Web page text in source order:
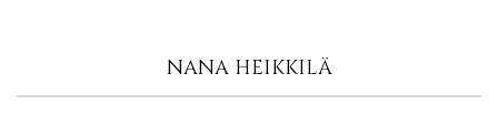
NANA HEIKKILÄ